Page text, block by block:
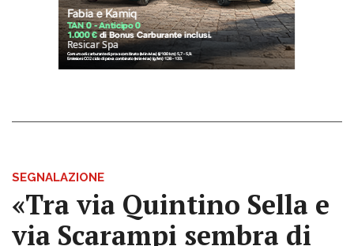
SEGNALAZIONE
«Tra via Quintino Sella e
via Scarampi sembra di